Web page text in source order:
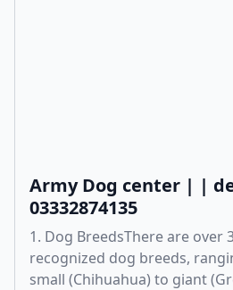
Army Dog center | |
03332874135
1. Dog BreedsThere are over
recognized dog breeds,
small (Chihuahua) to giant